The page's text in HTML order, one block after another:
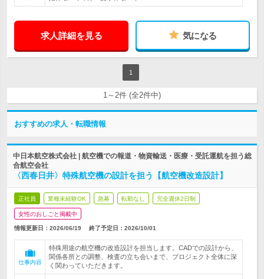
求人詳細を見る 気になる
1
1～2件 (全2件中)
おすすめの求人・転職情報
中日本航空株式会社 | 航空機での報道・物資輸送・医療・受託運航を担う総
合航空会社
〈西春日井〉特殊航空機の設計を担う【航空機改造設計】
正社員 業種未経験OK 急募 転勤なし 完全週休2日制
女性のおしごと掲載中
情報更新日：2026/06/19 終了予定日： 2026/10/01
仕事内容
特殊用途の航空機の改造設計を担当します。CADでの設計から、
関係各所との調整、検査の立ち会いまで、プロジェクト全体に深
く関わっていただきます。